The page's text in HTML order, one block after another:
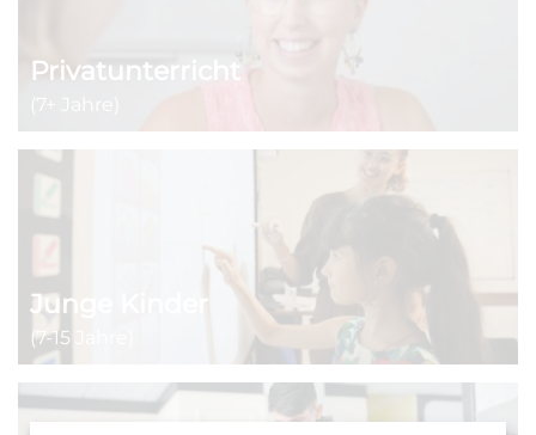
Privatunterricht
Junge Kinder
(7-15 Jahre)